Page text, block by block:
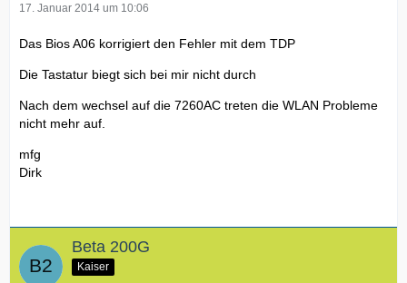
17. Januar 2014 um 10:06
Das Bios A06 korrigiert den Fehler mit dem TDP
Die Tastatur biegt sich bei mir nicht durch
Nach dem wechsel auf die 7260AC treten die WLAN Probleme
nicht mehr auf.
mfg
Dirk
Beta 200G
Kaiser